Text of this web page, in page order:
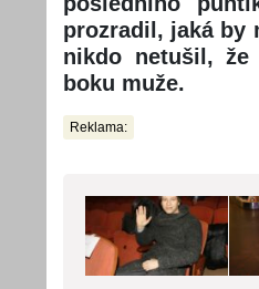
prozradil, jaká by
nikdo netušil, že
boku muže.
Reklama: